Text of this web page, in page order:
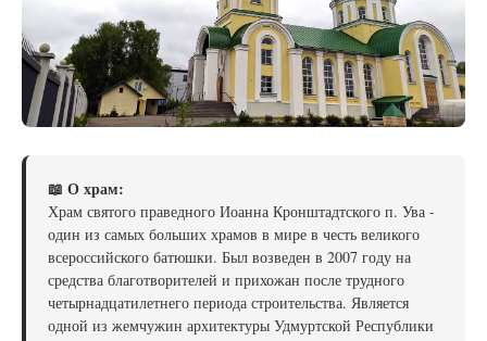
📖 О храм:
Храм святого праведного Иоанна Кронштадтского п. Ува -
один из самых больших храмов в мире в честь великого
всероссийского батюшки. Был возведен в 2007 году на
средства благотворителей и прихожан после трудного
четырнадцатилетнего периода строительства. Является
одной из жемчужин архитектуры Удмуртской Республики